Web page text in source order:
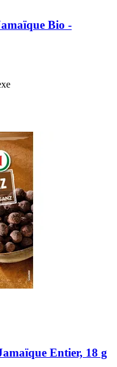
Bio -​
Entier, 18 g